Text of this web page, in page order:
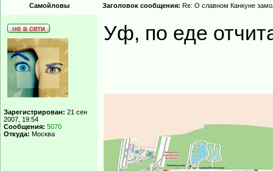
Самойловы Заголовок сообщения: Re: О славном Канкуне
Зарегистрирован: 21 сен
2007, 19:54
Сообщения: 5070
Откуда: Москва
Уф, по еде